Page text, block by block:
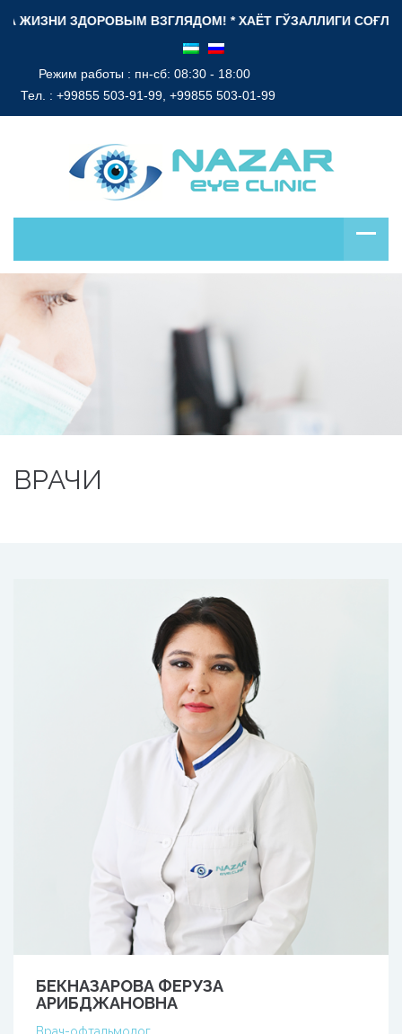
ВЗГЛЯДОМ! * ХАЁТ ГЎЗАЛЛИГИ СОҒЛОМ НИГОҲ
Режим работы : пн-сб: 08:30 - 18:00
Тел. : +99855 503-91-99, +99855 503-01-99
ВРАЧИ
БЕКНАЗАРОВА ФЕРУЗА
АРИБДЖАНОВНА